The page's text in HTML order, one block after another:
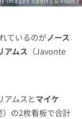
ているのがノース
アムス （Javonte
アムスとマイケ
）の2枚看板で合計